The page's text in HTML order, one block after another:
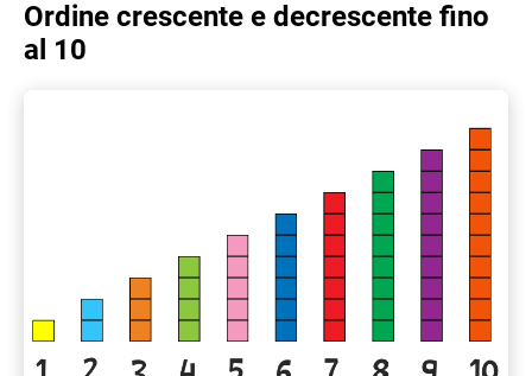
Ordine crescente e decrescente fino
al 10